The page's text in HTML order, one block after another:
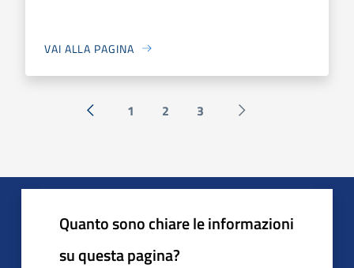
VAI ALLA PAGINA
« Precedente
1 2 3 Successiva »
Quanto sono chiare le informazioni
su questa pagina?